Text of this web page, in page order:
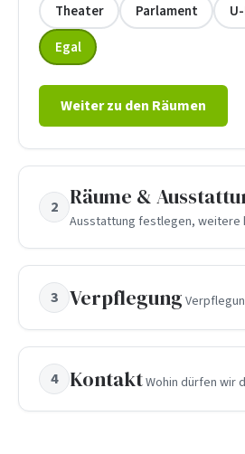
Theater Parlament
Egal
Weiter zu den Räumen
2 Räume &
Ausstattung festlegen, weitere
3 Verpflegung
4 KontaktWohin dürfen wir